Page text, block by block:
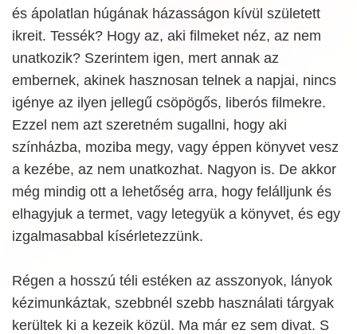
és ápolatlan húgának házasságon kívül született
ikreit. Tessék? Hogy az, aki filmeket néz, az nem
unatkozik? Szerintem igen, mert annak az
embernek, akinek hasznosan telnek a napjai, nincs
igénye az ilyen jellegű csöpögős, liberós filmekre.
Ezzel nem azt szeretném sugallni, hogy aki
színházba, moziba megy, vagy éppen könyvet vesz
a kezébe, az nem unatkozhat. Nagyon is. De akkor
még mindig ott a lehetőség arra, hogy felálljunk és
elhagyjuk a termet, vagy letegyük a könyvet, és egy
izgalmasabbal kísérletezzünk.
Régen a hosszú téli estéken az asszonyok, lányok
kézimunkáztak, szebbnél szebb használati tárgyak
kerültek ki a kezeik közül. Ma már ez sem divat. S